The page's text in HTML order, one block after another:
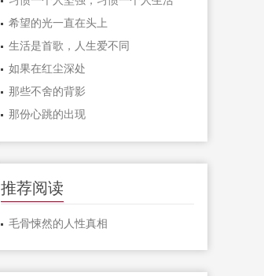
希望的光一直在头上
生活是首歌，人生爱不同
如果在红尘深处
那些不舍的背影
那份心跳的出现
推荐阅读
毛骨悚然的人性真相